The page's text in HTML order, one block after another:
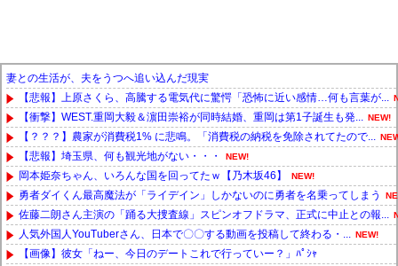
妻との生活が、夫をうつへ追い込んだ現実
【悲報】上原さくら、高騰する電気代に驚愕「恐怖に近い感情…何も言葉が...
【衝撃】WEST.重岡大毅＆濵田崇裕が同時結婚、重岡は第1子誕生も発... NEW!
【？？？】農家が消費税1% に悲鳴。「消費税の納税を免除されてたので...
【悲報】埼玉県、何も観光地がない・・・ NEW!
岡本姫奈ちゃん、いろんな国を回ってたｗ【乃木坂46】 NEW!
勇者ダイくん最高魔法が「ライデイン」しかないのに勇者を名乗ってしまう
佐藤二朗さん主演の「踊る大捜査線」スピンオフドラマ、正式に中止との報...
人気外国人YouTuberさん、日本で〇〇する動画を投稿して終わる・... NEW!
【画像】彼女「ねー、今日のデートこれで行っていー？」ﾊﾟｼｬ